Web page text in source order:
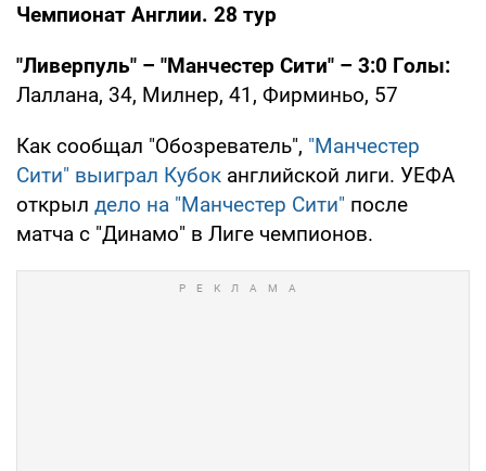
Чемпионат Англии. 28 тур
"Ливерпуль" – "Манчестер Сити" – 3:0 Голы:
Лаллана, 34, Милнер, 41, Фирминьо, 57
Как сообщал "Обозреватель", "Манчестер
Сити" выиграл Кубок английской лиги. УЕФА
открыл дело на "Манчестер Сити" после
матча с "Динамо" в Лиге чемпионов.